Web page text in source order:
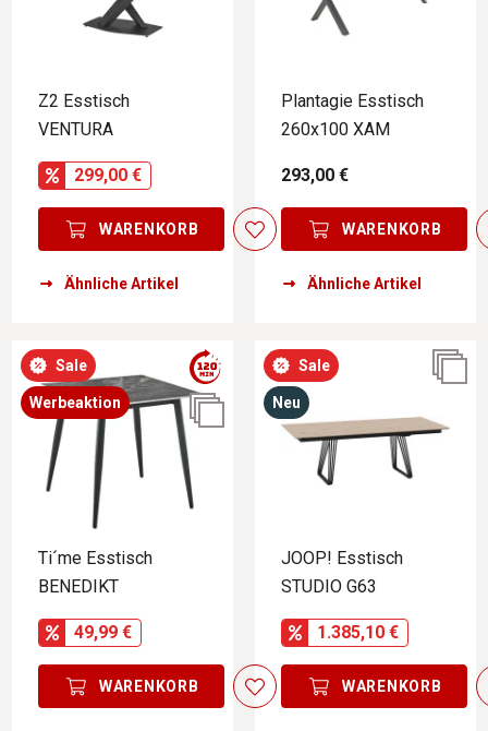
Z2 Esstisch
VENTURA
299,00 €
WARENKORB
Ähnliche Artikel
Plantagie Esstisch
260x100 XAM
293,00 €
WARENKORB
Ähnliche Artikel
Sale
Werbeaktion
Ti´me Esstisch
BENEDIKT
49,99 €
WARENKORB
Sale
Neu
JOOP! Esstisch
STUDIO G63
1.385,10 €
WARENKORB